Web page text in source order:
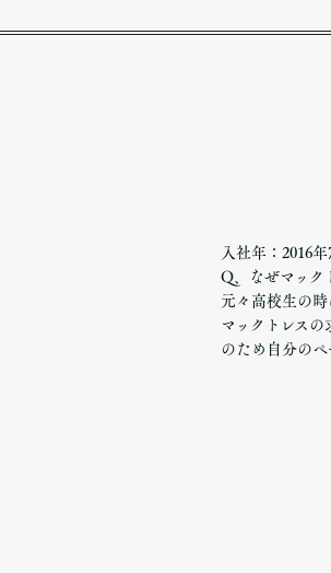
入社年：2016年
Q、なぜマック
元々高校生の時
マックトレス
のため自分の